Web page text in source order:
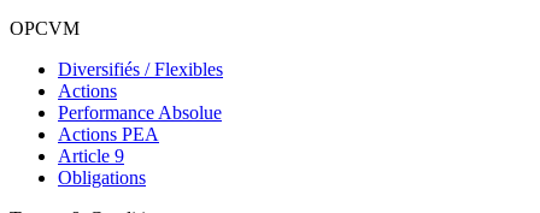
OPCVM
Diversifiés / Flexibles
Actions
Performance Absolue
Actions PEA
Article 9
Obligations